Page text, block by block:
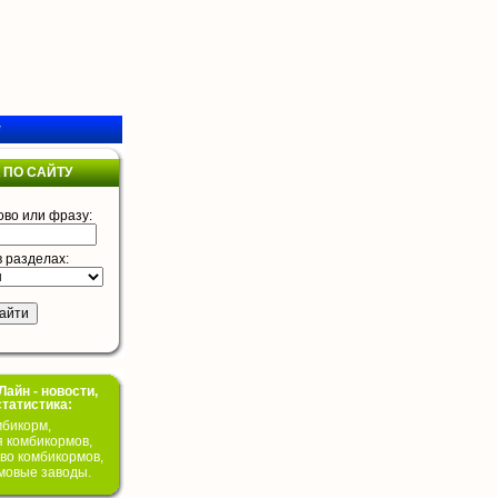
САЙТУ
или фразу:
разделах:
- новости,
комбикормов,
комбикормов,
заводы.